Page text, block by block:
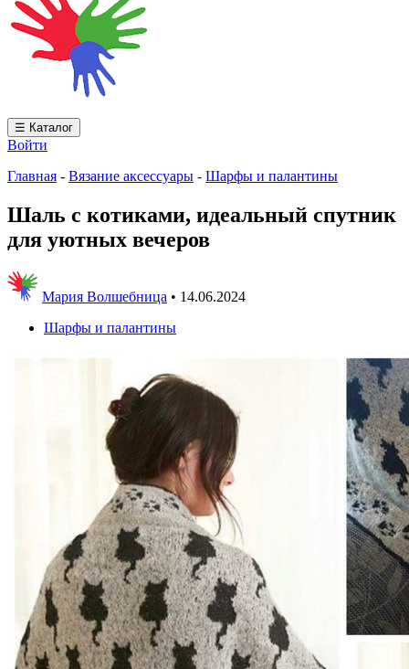
☰ Каталог
Войти
Главная - Вязание аксессуары - Шарфы и палантины
Шаль с котиками, идеальный спутник
для уютных вечеров
Мария Волшебница • 14.06.2024
Шарфы и палантины